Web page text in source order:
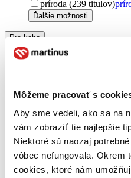
Môžeme pracovať s
Aby sme vedeli, ako sa na
vám zobraziť tie najlepšie
Niektoré sú naozaj
vôbec nefungovala. Okrem
cookies, ktoré nám
príroda (239 titulov)
Ďalšie možnosti
Pre koho
pre ženy (4165 titulov)
pre dospelých (2250
pre deti (445 titulov)pre
young adult (389 titulov)
pre deti a mládež (379
pre náročných (110
pre chlapcov (99 titulov)
pre cudzincov (95
pre dievčatá (77 titulov)